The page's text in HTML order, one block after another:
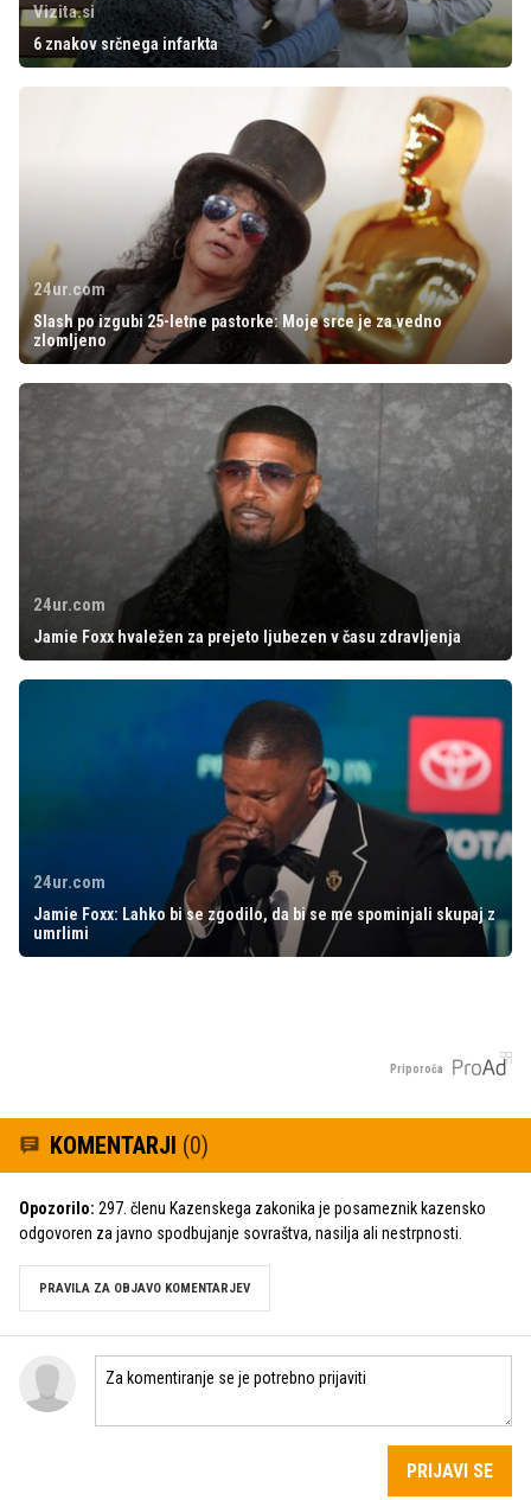
Vizita.si
6 znakov srčnega infarkta
24ur.com
Slash po izgubi 25-letne pastorke: Moje srce je za vedno
zlomljeno
24ur.com
Jamie Foxx hvaležen za prejeto ljubezen v času zdravljenja
24ur.com
Jamie Foxx: Lahko bi se zgodilo, da bi se me spominjali skupaj z
umrlimi
Priporoča
KOMENTARJI (0)
Opozorilo: 297. členu Kazenskega zakonika je posameznik kazensko
odgovoren za javno spodbujanje sovraštva, nasilja ali nestrpnosti.
PRAVILA ZA OBJAVO KOMENTARJEV
PRIJAVI SE